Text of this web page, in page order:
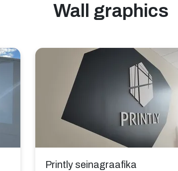
Wall graphics
Printly seinagraafika